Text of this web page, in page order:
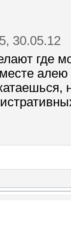
30.05.12
где
алею